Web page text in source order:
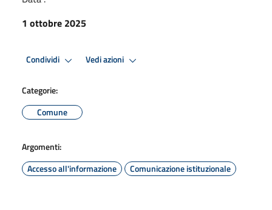
1 ottobre 2025
Condividi Vedi azioni
Categorie:
Comune
Argomenti:
Accesso all'informazione
Comunicazione istituzionale